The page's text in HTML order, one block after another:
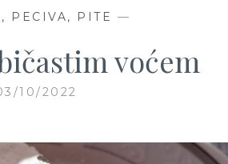
PECIVA, PITE —
voćem
10/2022